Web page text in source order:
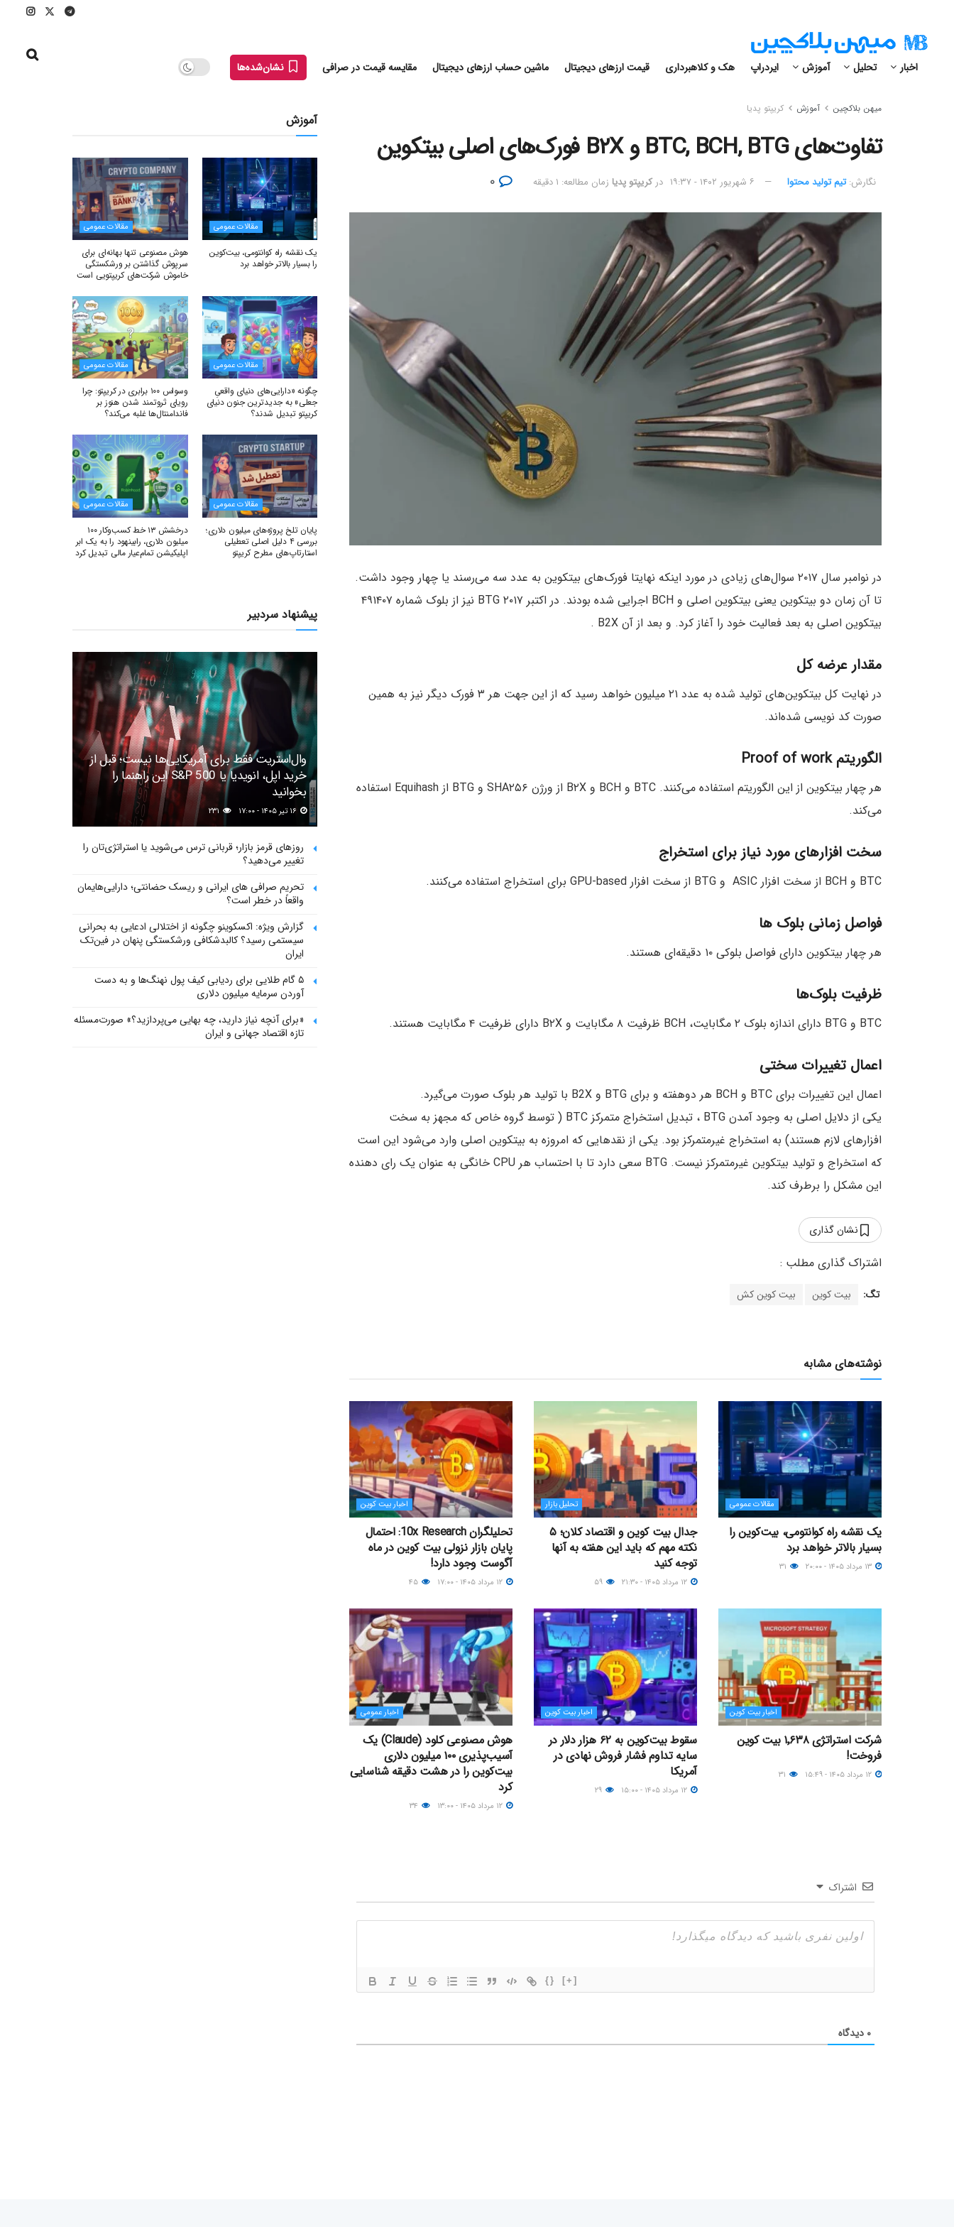
اخبار تحلیل آموزش ایردراپ هک و کلاهبرداری قیمت ارزهای دیجیتال ماشین حساب ارزهای دیجیتال مقایسه قیمت در صرافی نشان‌شده‌ها
میهن بلاکچین آموزش کریپتو پدیا
تفاوت‌های BTC, BCH, BTG و B۲X فورک‌های اصلی بیتکوین
نگارش:‌ تیم تولید محتوا ۶ شهریور ۱۴۰۲ - ۱۹:۳۷ در کریپتو پدیا زمان مطالعه: ۱ دقیقه
در نوامبر سال ۲۰۱۷ سوال‌های زیادی در مورد اینکه نهایتا فورک‌های بیتکوین به عدد سه می‌رسند یا چهار وجود داشت.
تا آن زمان دو بیتکوین یعنی بیتکوین اصلی و BCH اجرایی شده بودند. در اکتبر ۲۰۱۷ BTG نیز از بلوک شماره ۴۹۱۴۰۷
بیتکوین اصلی به بعد فعالیت خود را آغاز کرد. و بعد از آن B2X .
مقدار عرضه کل
در نهایت کل بیتکوین‌های تولید شده به عدد ۲۱ میلیون خواهد رسید که از این جهت هر ۳ فورک دیگر نیز به همین
صورت کد نویسی شده‌اند.
الگوریتمProof of work
هر چهار بیتکوین از این الگوریتم استفاده می‌کنند. BTC و BCH و B۲X از ورژن SHA۲۵۶ و BTG از Equihash استفاده
می‌کند.
سخت افزار‌های مورد نیاز برای استخراج
BTC و BCH از سخت افزار ASIC و BTG از سخت افزار GPU-based برای استخراج استفاده می‌کنند.
فواصل زمانی بلوک ها
هر چهار بیتکوین دارای فواصل بلوکی ۱۰ دقیقه‌ای هستند.
ظرفیت بلوک‌ها
BTC و BTG دارای اندازه بلوک ۲ مگابایت، BCH ظرفیت ۸ مگابایت و B۲X دارای ظرفیت ۴ مگابایت هستند.
اعمال تغییرات سختی
اعمال این تغییرات برای BTC و BCH هر دوهفته و برای BTG و B2X با تولید هر بلوک صورت می‌گیرد.
یکی از دلایل اصلی به وجود آمدن BTG ، تبدیل استخراج متمرکز BTC ( توسط گروه خاص که مجهز به سخت
افزار‌های لازم هستند) به استخراج غیرمتمرکز بود. یکی از نقد‌هایی که امروزه به بیتکوین اصلی وارد می‌شود این است
که استخراج و تولید بیتکوین غیرمتمرکز نیست. BTG سعی دارد تا با احتساب هر CPU خانگی به عنوان یک رای دهنده
این مشکل را برطرف کند.
نشان گذاری
تگ: بیت کوین بیت کوین کش
نوشته‌های مشابه
مقالات عمومی
یک نقشه راه کوانتومی، بیت‌کوین را
بسیار بالاتر خواهد برد
تحلیل بازار
جدال بیت کوین و اقتصاد کلان؛ ۵
نکته مهم که باید این هفته به آنها
توجه کنید
اخبار بیت کوین
تحلیلگران 10x Research: احتمال
پایان بازار نزولی بیت کوین در ماه
آگوست وجود دارد!
اخبار بیت کوین
شرکت استراتژی ۱٬۶۳۸ بیت کوین
فروخت!
اخبار بیت کوین
سقوط بیت‌کوین به ۶۲ هزار دلار در
سایه تداوم فشار فروش نهادی در
آمریکا
اخبار عمومی
هوش مصنوعی کلود (Claude) یک
آسیب‌پذیری ۱۰۰ میلیون دلاری
بیت‌کوین را در هشت دقیقه شناسایی
کرد
اشتراک
{} [+]
۰ دیدگاه
آموزش
مقالات عمومی
یک نقشه راه کوانتومی، بیت‌کوین
را بسیار بالاتر خواهد برد
مقالات عمومی
هوش مصنوعی تنها بهانه‌ای برای
سرپوش گذاشتن بر ورشکستگی
خاموش شرکت‌های کریپتویی است
مقالات عمومی
چگونه «دارایی‌های دنیای واقعیِ
جعلی» به جدیدترین جنون دنیای
کریپتو تبدیل شدند؟
مقالات عمومی
وسواس ۱۰۰ برابری در کریپتو: چرا
رویای ثروتمند شدن هنوز بر
فاندامنتال‌ها غلبه می‌کند؟
مقالات عمومی
پایان تلخ پروژه‌های میلیون دلاری؛
بررسی ۴ دلیل اصلی تعطیلی
استارتاپ‌های مطرح کریپتو
مقالات عمومی
درخشش ۱۳ خط کسب‌وکار ۱۰۰
میلیون دلاری، رابینهود را به یک ابر
اپلیکیشن تمام‌عیار مالی تبدیل کرد
پیشنهاد سردبیر
وال‌استریت فقط برای آمریکایی‌ها نیست؛ قبل از
خرید اپل، انویدیا یا S&P 500 این راهنما را
بخوانید
روزهای قرمز بازار؛ قربانی ترس می‌شوید یا استراتژی‌تان را
تغییر می‌دهید؟
تحریم صرافی های ایرانی و ریسک حضانتی؛ دارایی‌هایمان
واقعاً در خطر است؟
گزارش ویژه: اکسکوینو چگونه از اختلالی ادعایی به بحرانی
سیستمی رسید؟ کالبدشکافی ورشکستگی پنهان در فین‌تک
ایران
۵ گام طلایی برای ردیابی کیف پول‌ نهنگ‌ها و به دست
آوردن سرمایه میلیون دلاری
«برای آنچه نیاز دارید، چه بهایی می‌پردازید؟» صورت‌مسئله
تازه اقتصاد جهانی و ایران